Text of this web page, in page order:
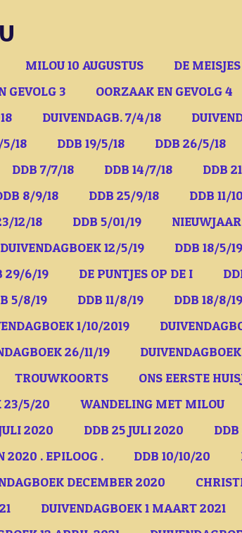
MILOU 10 AUGUSTUS DE MEISJES
GEVOLG 3 OORZAAK EN GEVOLG 4
DUIVENDAGB. 7/4/18
5/18 DDB 19/5/18 DDB 26/5/18
DDB 7/7/18 DDB 14/7/18 DDB
8/9/18 DDB 25/9/18 DDB 11/
12/18 DDB 5/01/19
DUIVENDAGBOEK 12/5/19 DDB 18/5/19
29/6/19 DE PUNTJES OP DE I
5/8/19 DDB 11/8/19 DDB 18/8/19
1/10/2019
26/11/19
TROUWKOORTS ONS EERSTE
23/5/20 WANDELING MET MILOU
2020 DDB 25 JULI 2020
2020 . EPILOOG . DDB 10/10/20
DECEMBER 2020
DUIVENDAGBOEK 1 MAART 2021